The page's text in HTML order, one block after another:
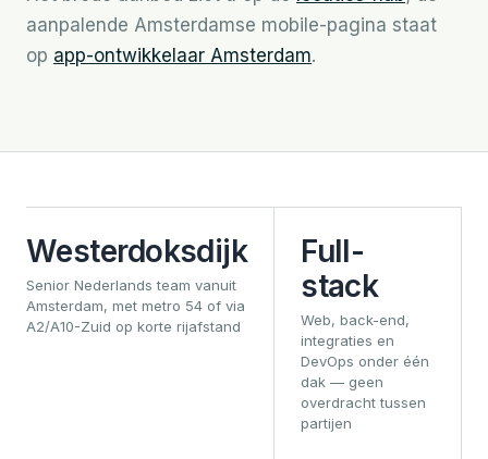
aanpalende Amsterdamse mobile-pagina staat
op app-ontwikkelaar Amsterdam.
Westerdoksdijk
Senior Nederlands team vanuit
Amsterdam, met metro 54 of via
A2/A10-Zuid op korte rijafstand
Full-
stack
Web, back-end,
integraties en
DevOps onder één
dak — geen
overdracht tussen
partijen